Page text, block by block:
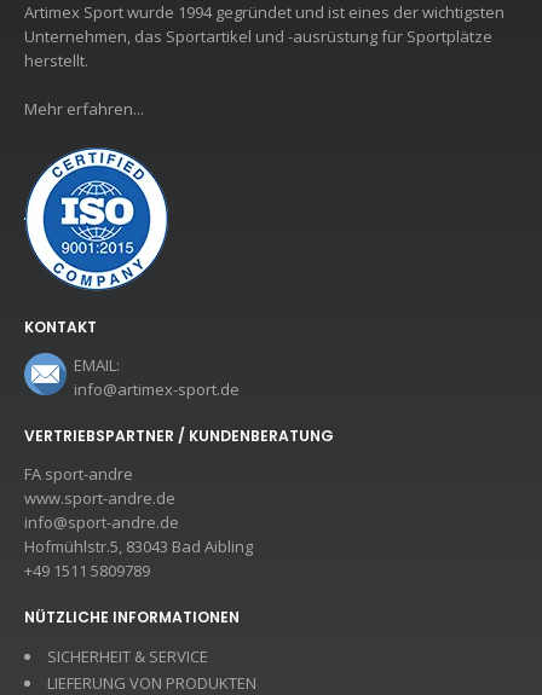
Artimex Sport wurde 1994 gegründet und ist eines der wichtigsten
Unternehmen, das Sportartikel und -ausrüstung für Sportplätze
herstellt.
Mehr erfahren...
KONTAKT
EMAIL:
info@artimex-sport.de
VERTRIEBSPARTNER / KUNDENBERATUNG
FA sport-andre
www.sport-andre.de
info@sport-andre.de
Hofmühlstr.5, 83043 Bad Aibling
+49 1511 5809789
NÜTZLICHE INFORMATIONEN
SICHERHEIT & SERVICE
LIEFERUNG VON PRODUKTEN